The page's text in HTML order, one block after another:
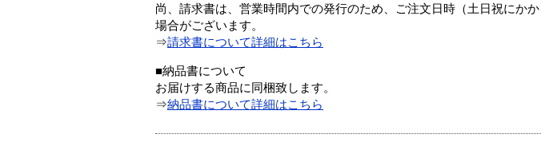
尚、請求書は、営業時間内での発行のため、ご注文日時（土日祝にか
場合がございます。
⇒請求書について詳細はこちら
■納品書について
お届けする商品に同梱致します。
⇒納品書について詳細はこちら